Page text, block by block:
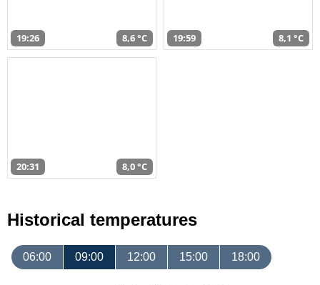
19:26 8,6 °C 19:59 8,1 °C
20:31 8,0 °C
Historical temperatures
06:00 09:00 12:00 15:00 18:00